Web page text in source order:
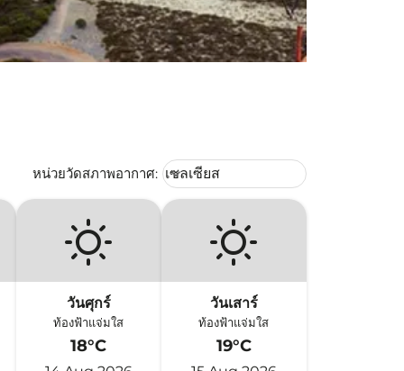
หน่วยวัดสภาพอากาศ: Weather unit option เซลเซียส
เซลเซียส
keyboard_arrow_down
วันศุกร์
ท้องฟ้าแจ่มใส
18°C
วันเสาร์
ท้องฟ้าแจ่มใส
19°C